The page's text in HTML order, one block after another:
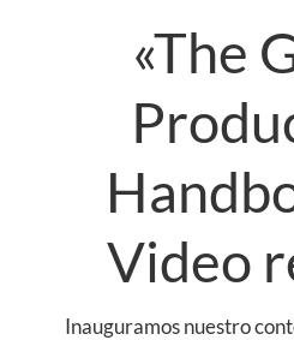
«The
Video
Inauguramos nuestro